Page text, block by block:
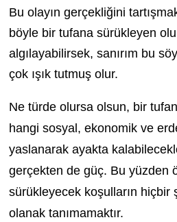
Bu olayın gerçekliğini
böyle bir tufana sürükleyen
algılayabilirsek, sanırım bu
çok ışık tutmuş olur.
Ne türde olursa olsun, bir
hangi sosyal, ekonomik ve
yaslanarak ayakta
gerçekten de güç. Bu yüzden
sürükleyecek koşulların hiçbir
olanak tanımamaktır.